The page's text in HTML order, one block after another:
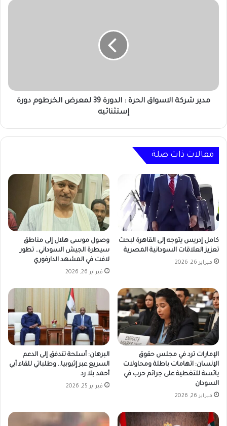
مدير
الخرطوم
دورة
مدير شركة الاسواق الحرة : الدورة 39 لمعرض الخرطوم دورة
إستثنائيه
مقالات ذات صلة
كامل إدريس يتوجه إلى القاهرة لبحث
تعزيز العلاقات السودانية المصرية
فبراير 26, 2026
وصول موسى هلال إلى مناطق
سيطرة الجيش السوداني.. تطور
لافت في المشهد الدارفوري
فبراير 26, 2026
الإمارات ترد في مجلس حقوق
الإنسان: اتهامات باطلة ومحاولات
يائسة للتغطية على جرائم حرب في
السودان
فبراير 26, 2026
البرهان: أسلحة تتدفق إلى الدعم
السريع عبر إثيوبيا.. وطلباتي للقاء آبي
أحمد بلا رد
فبراير 25, 2026